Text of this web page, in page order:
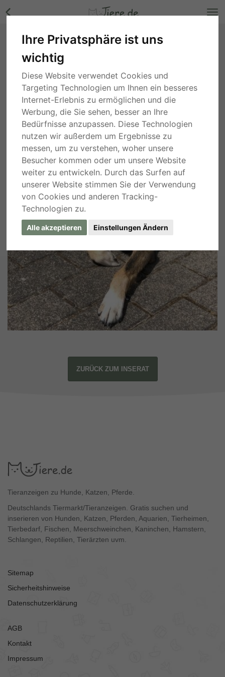
Ihre Privatsphäre ist uns
wichtig
Diese Website verwendet Cookies und
Targeting Technologien um Ihnen ein besseres
Internet-Erlebnis zu ermöglichen und die
Werbung, die Sie sehen, besser an Ihre
Bedürfnisse anzupassen. Diese Technologien
nutzen wir außerdem um Ergebnisse zu
messen, um zu verstehen, woher unsere
Besucher kommen oder um unsere Website
weiter zu entwickeln. Durch das Surfen auf
unserer Website stimmen Sie der Verwendung
von Cookies und anderen Tracking-
Technologien zu.
Alle akzeptieren Einstellungen Ändern
katzenlieber, kastrierter Tyler in 66763
Dillingen wird abgegeben weil die Familie
gesteresst ist, Mischling - Rüde Bilder
Rheinland-Pfalz , vor 3 Jahren
ZURÜCK ZUM INSERAT
Tieranzeigen zu Hunde, Katzen, Pferde.
Deutschlands Tiermarkt/Tieranzeigen. Gratis suchen und
inserieren von Hunden, Katzen, Pferden, Aquarien, Tierheimen,
Tierbedarf, Fischen, Meerschweinchen, Kaninchen, Hamstern,
Schlangen, Reptilien, Tierärzten uvm.
Sitemap
Sicherheitshinweise
Datenschutzerklärung
AGB
Kontakt
Impressum